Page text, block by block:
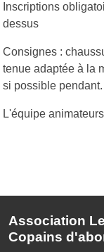
Inscriptions
dessus
Consignes :
tenue adaptée à la
si possible pendant.
L'équipe
Association
Copains